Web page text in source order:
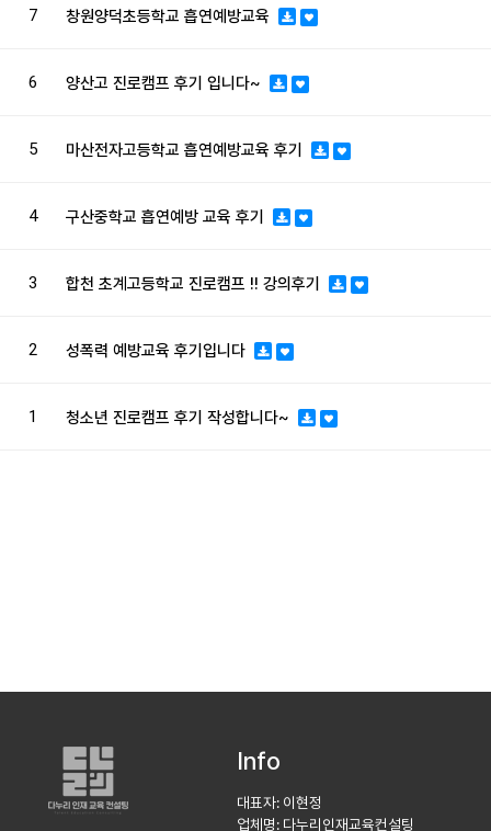
7 창원양덕초등학교 흡연예방교육
6 양산고 진로캠프 후기 입니다~
5 마산전자고등학교 흡연예방교육 후기
4 구산중학교 흡연예방 교육 후기
3 합천 초계고등학교 진로캠프 !! 강의후기
2 성폭력 예방교육 후기입니다
1 청소년 진로캠프 후기 작성합니다~
Info
대표자: 이현정
업체명: 다누리인재교육컨설팅